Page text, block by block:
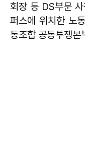
회장 등 DS부문
퍼스에 위치한 노
동조합 공동투쟁본